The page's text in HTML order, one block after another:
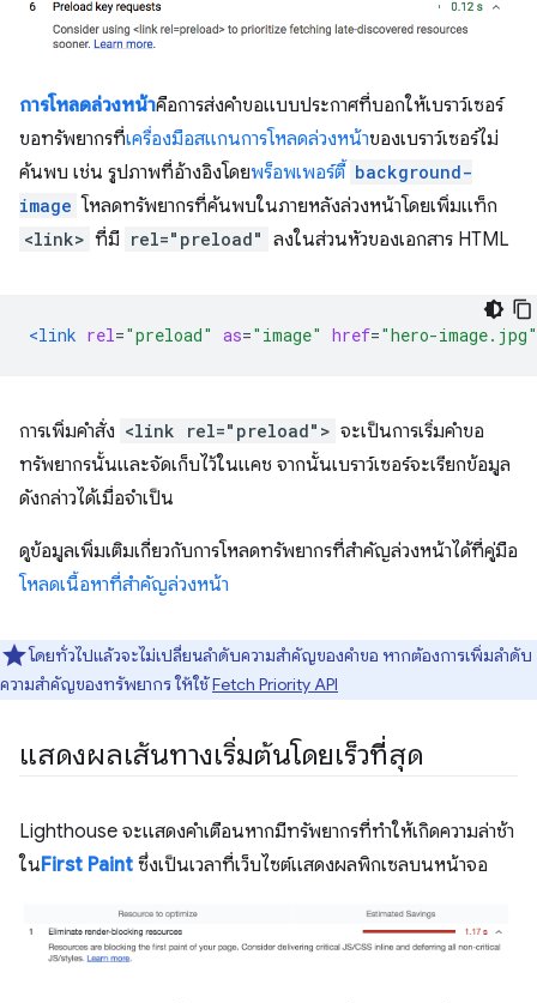
การโหลดล่วงหน้าคือการส่งคำขอแบบประกาศที่บอกให้เบราว์เซอร์
ขอทรัพยากรที่เครื่องมือสแกนการโหลดล่วงหน้าของเบราว์เซอร์ไม่
ค้นพบ เช่น รูปภาพที่อ้างอิงโดยพร็อพเพอร์ตี้ background-
image โหลดทรัพยากรที่ค้นพบในภายหลังล่วงหน้าโดยเพิ่มแท็ก
<link> ที่มี rel="preload" ลงในส่วนหัวของเอกสาร HTML
<link rel="preload" as="image" href="hero-image.jpg"
การเพิ่มคำสั่ง <link rel="preload"> จะเป็นการเริ่มคําขอ
ทรัพยากรนั้นและจัดเก็บไว้ในแคช จากนั้นเบราว์เซอร์จะเรียกข้อมูล
ดังกล่าวได้เมื่อจำเป็น
ดูข้อมูลเพิ่มเติมเกี่ยวกับการโหลดทรัพยากรที่สำคัญล่วงหน้าได้ที่คู่มือ
โหลดเนื้อหาที่สำคัญล่วงหน้า
โดยทั่วไปแล้วจะไม่เปลี่ยนลำดับความสำคัญของคำขอ หากต้องการเพิ่มลำดับ
ความสำคัญของทรัพยากร ให้ใช้Fetch Priority API
แสดงผลเส้นทางเริ่มต้นโดยเร็วที่สุด
Lighthouse จะแสดงคำเตือนหากมีทรัพยากรที่ทำให้เกิดความล่าช้า
ในFirst Paint ซึ่งเป็นเวลาที่เว็บไซต์แสดงผลพิกเซลบนหน้าจอ